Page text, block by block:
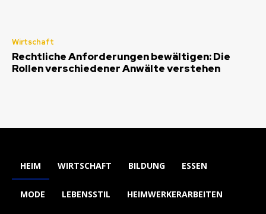
Wirtschaft
Rechtliche Anforderungen bewältigen: Die
Rollen verschiedener Anwälte verstehen
HEIM WIRTSCHAFT BILDUNG ESSEN
MODE LEBENSSTIL HEIMWERKERARBEITEN